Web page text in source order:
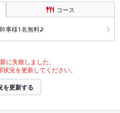
コース
事様1名無料♪
に失敗しました。
況を更新してください。
を更新する